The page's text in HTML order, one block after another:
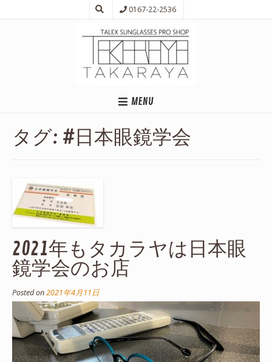
0167-22-2536
MENU
タグ: #日本眼鏡学会
2021年もタカラヤは日本眼
鏡学会のお店
Posted on2021年4月11日